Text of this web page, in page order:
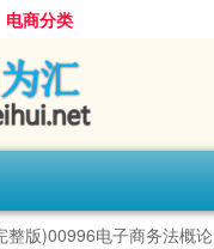
电商分类
整版)00996电子商务法概论